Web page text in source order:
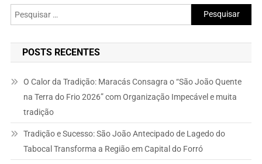
Pesquisar
por:
POSTS RECENTES
O Calor da Tradição: Maracás Consagra o “São João Quente
na Terra do Frio 2026” com Organização Impecável e muita
tradição
Tradição e Sucesso: São João Antecipado de Lagedo do
Tabocal Transforma a Região em Capital do Forró